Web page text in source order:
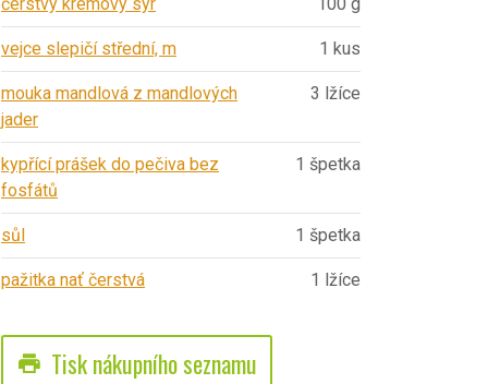
vejce slepičí střední, m 1 kus
mouka mandlová z mandlových
jader
3 lžíce
kypřící prášek do pečiva bez
fosfátů
1 špetka
sůl 1 špetka
pažitka nať čerstvá 1 lžíce
print Tisk nákupního seznamu